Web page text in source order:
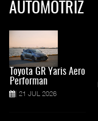
AUTOMOTRIZ
Toyota GR Yaris Aero
Performan
21 JUL 2026